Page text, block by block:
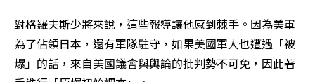
對格羅夫斯少將來說，這些報導讓他感到棘手。因為美軍
為了佔領日本，還有軍隊駐守，如果美國軍人也遭遇「被
爆」的話，來自美國議會與輿論的批判勢不可免，因此著